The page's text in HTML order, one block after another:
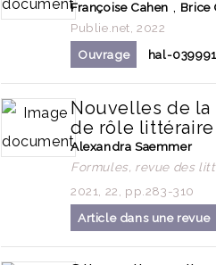
Françoise Cahen , Brice
Publie.net, 2022
Ouvrage
hal-
Nouvelles de la
de rôle
Alexandra Saemmer
Formules, revue des
2021, 22, pp.283-310
Article dans une revue